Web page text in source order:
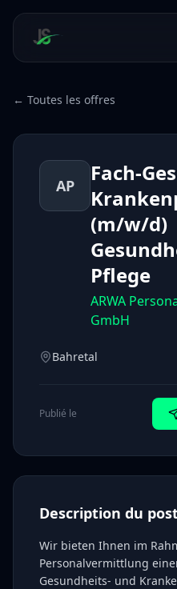
← Toutes les offres
AP
Fach-
(m/w/d)
Pflege
ARWA
GmbH
Bahretal
Publié le
Description du
Wir bieten Ihnen im
Personalvermittlung
Gesundheits- und